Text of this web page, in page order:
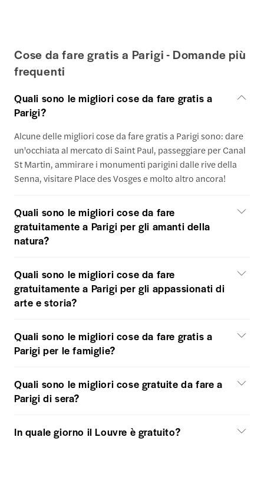
Cose da fare gratis a Parigi - Domande più
frequenti
Quali sono le migliori cose da fare gratis a
Parigi?
Alcune delle migliori cose da fare gratis a Parigi sono: dare
un'occhiata al mercato di Saint Paul, passeggiare per Canal
St Martin, ammirare i monumenti parigini dalle rive della
Senna, visitare Place des Vosges e molto altro ancora!
Quali sono le migliori cose da fare
gratuitamente a Parigi per gli amanti della
natura?
Quali sono le migliori cose da fare
gratuitamente a Parigi per gli appassionati di
arte e storia?
Quali sono le migliori cose da fare gratis a
Parigi per le famiglie?
Quali sono le migliori cose gratuite da fare a
Parigi di sera?
In quale giorno il Louvre è gratuito?